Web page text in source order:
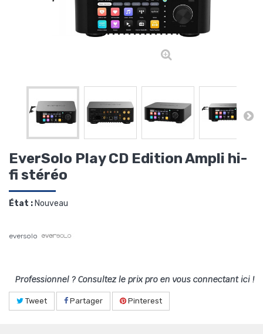
EverSolo Play CD Edition Ampli hi-
fi stéréo
État :Nouveau
eversolo
Professionnel ? Consultez le prix pro en vous connectant ici !
Tweet Partager Pinterest